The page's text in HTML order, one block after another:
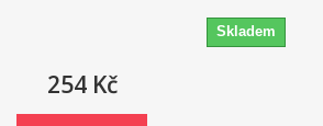
Skladem
254 Kč